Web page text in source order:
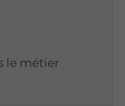
le métier